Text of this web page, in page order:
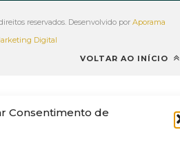
Consentimento de
reservados. Desenvolvido por Aporama
Digital
VOLTAR AO INÍCIO